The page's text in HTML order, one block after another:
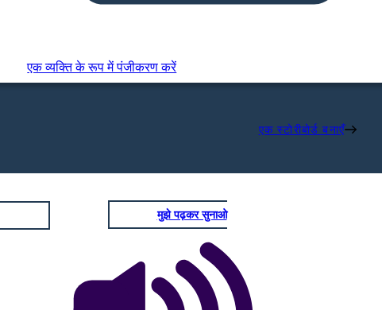
एक व्यक्ति के रूप में पंजीकरण करें
एक स्टोरीबोर्ड बनाएँ
मुझे पढ़कर सुनाओ